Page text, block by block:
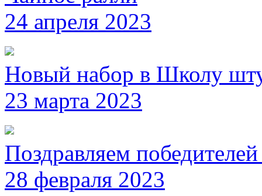
24 апреля 2023
Новый набор в Школу
23 марта 2023
Поздравляем
28 февраля 2023